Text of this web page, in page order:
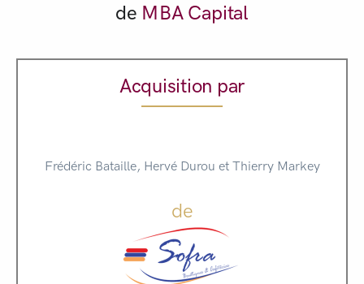
de MBA Capital
Acquisition par
Frédéric Bataille, Hervé Durou et Thierry Markey
de